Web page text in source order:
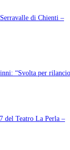
di Chienti –
“Svolta per
del Teatro La Perla –